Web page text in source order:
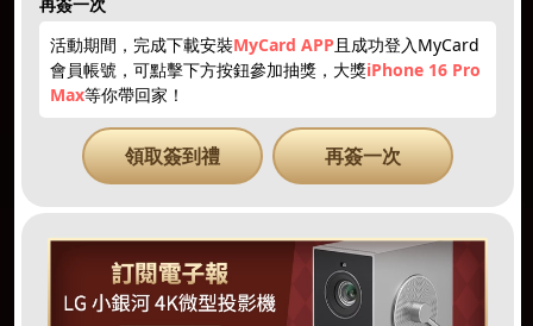
5~3000點 抽iPhone 點數補給 贈紅利 1212刮刮卡
活動期間，完成下載安裝MyCard APP且成功登入MyCard
會員帳號，可點擊下方按鈕參加抽獎，大獎iPhone 16 Pro
Max等你帶回家！
領取簽到禮 再簽一次